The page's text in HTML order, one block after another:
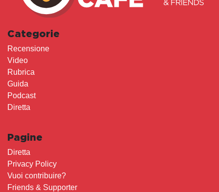
Categorie
Recensione
Video
Rubrica
Guida
Podcast
Diretta
Pagine
Diretta
Privacy Policy
Vuoi contribuire?
Friends & Supporter